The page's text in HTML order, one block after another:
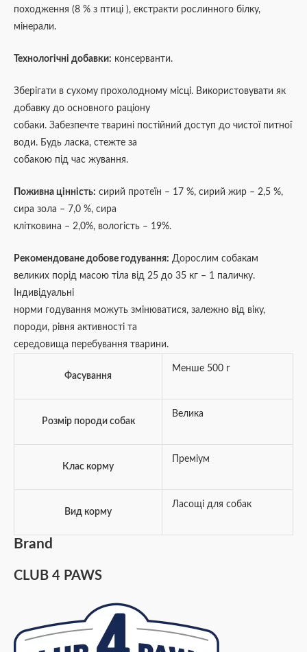
походження (8 % з птиці ), екстракти рослинного білку,
мінерали.
Технологічні добавки: консерванти.
Зберігати в сухому прохолодному місці. Використовувати як
добавку до основного раціону
собаки. Забезпечте тварині постійний доступ до чистої питної
води. Будь ласка, стежте за
собакою під час жування.
Поживна цінність: сирий протеїн – 17 %, сирий жир – 2,5 %,
сира зола – 7,0 %, сира
клітковина – 2,0%, вологість – 19%.
Рекомендоване добове годування: Дорослим собакам
великих порід масою тіла від 25 до 35 кг – 1 паличку.
Індивідуальні
норми годування можуть змінюватися, залежно від віку,
породи, рівня активності та
середовища перебування тварини.
Фасування
Менше 500 г
Розмір породи собак
Велика
Клас корму
Преміум
Вид корму
Ласощі для собак
Brand
CLUB 4 PAWS